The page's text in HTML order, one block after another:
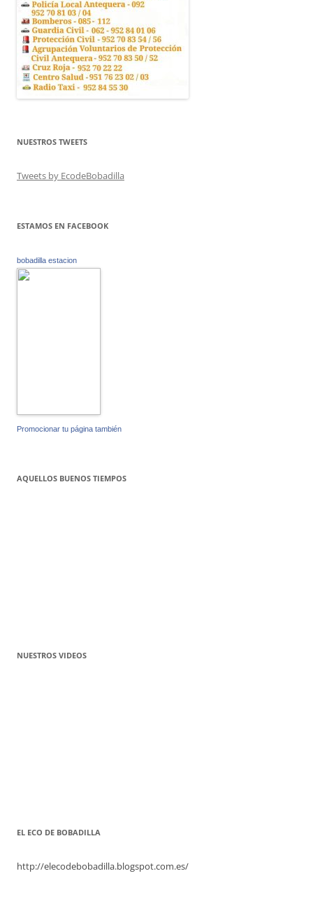
NUESTROS TWEETS
Tweets by EcodeBobadilla
ESTAMOS EN FACEBOOK
bobadilla estacion
Promocionar tu página también
AQUELLOS BUENOS TIEMPOS
NUESTROS VIDEOS
EL ECO DE BOBADILLA
http://elecodebobadilla.blogspot.com.es/